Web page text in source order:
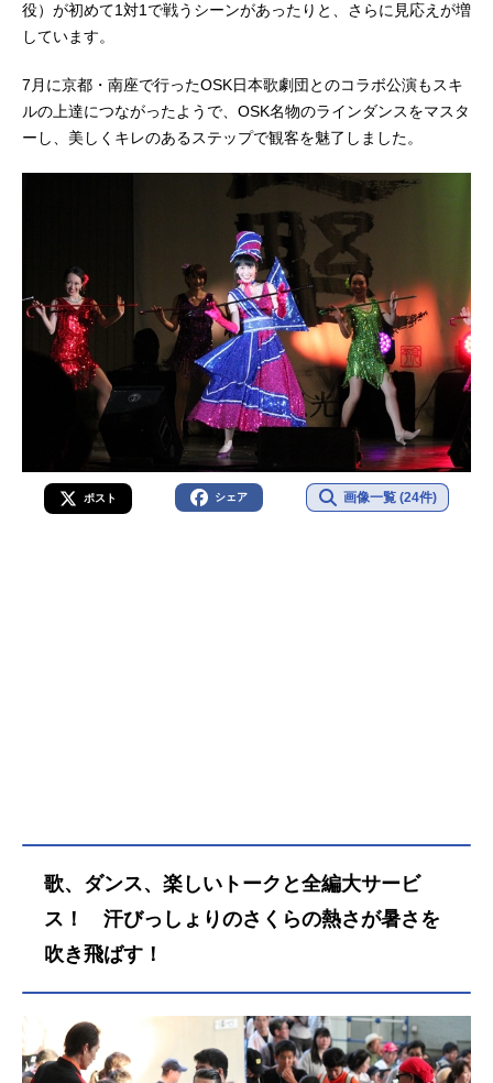
役）が初めて1対1で戦うシーンがあったりと、さらに見応えが増
しています。
7月に京都・南座で行ったOSK日本歌劇団とのコラボ公演もスキ
ルの上達につながったようで、OSK名物のラインダンスをマスタ
ーし、美しくキレのあるステップで観客を魅了しました。
ポスト シェア 画像一覧 (24件)
歌、ダンス、楽しいトークと全編大サービ
ス！ 汗びっしょりのさくらの熱さが暑さを
吹き飛ばす！